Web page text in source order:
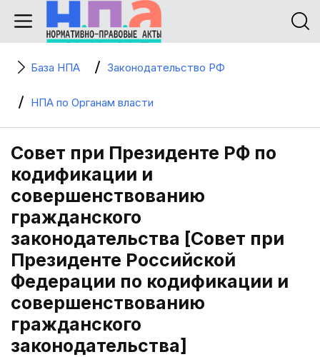
База НПА Законодательство РФ
НПА по Органам власти
Совет при Президенте РФ по
кодификации и
совершенствованию
гражданского
законодательства [Совет при
Президенте Российской
Федерации по кодификации и
совершенствованию
гражданского
законодательства]